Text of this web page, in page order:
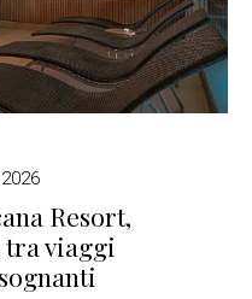
Resort,
tra viaggi